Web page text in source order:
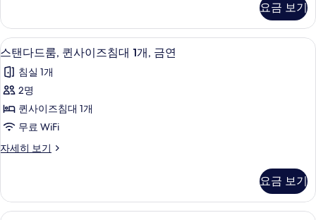
대
개,
금
연
(with
Sofabed)
사
두
보
사
이
즈
대
금
연
Sofabed)
보
기
요금 보기
스
탠
다
드
룸,
사
즈
침
객실 내 금고, 책상, 암막 커튼, 다리미/
4
스탠다드룸, 퀸사이즈침대 1개, 금연
침실 1개
2명
퀸사이즈침대 1개
무료 WiFi
자세히 보기
스
룸,
퀸
요금 보기
객실 내 금고, 책상, 암막 커튼, 다리미/